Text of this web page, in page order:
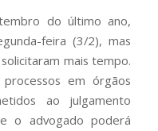
do último ano,
feira (3/2), mas
mais tempo.
em órgãos
ao julgamento
o advogado poderá